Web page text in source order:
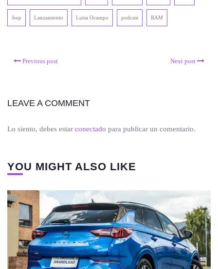
Jeep Lanzamiento Luisa Ocampo podcast RAM
Previous post Next post
LEAVE A COMMENT
Lo siento, debes estar conectado para publicar un comentario.
YOU MIGHT ALSO LIKE